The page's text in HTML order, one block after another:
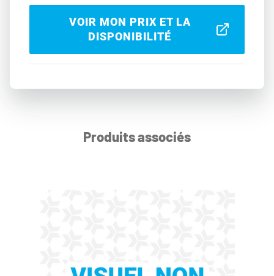
VOIR MON PRIX ET LA
DISPONIBILITÉ
Produits associés